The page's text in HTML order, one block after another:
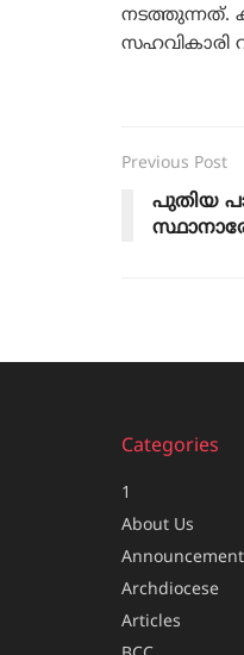
നടത്തുന്നത്.
സഹവികാരി
Previous Post
പുതിയ
Categories
1
About Us
Archdiocese
Articles